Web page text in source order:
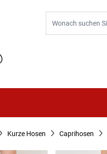
Kurze Hosen Caprihosen